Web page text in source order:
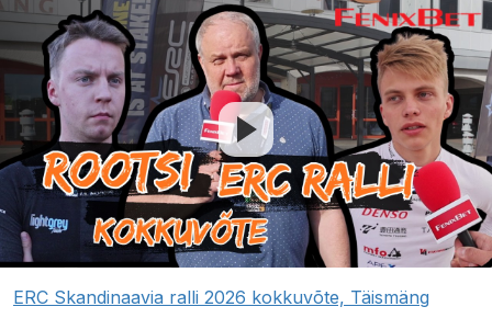
ERC Skandinaavia ralli 2026 kokkuvõte, Täismäng